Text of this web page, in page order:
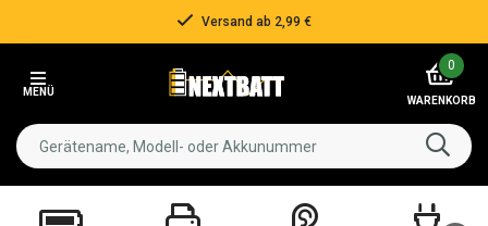
Versand ab 2,99 €
MENÜ
0
WARENKORB